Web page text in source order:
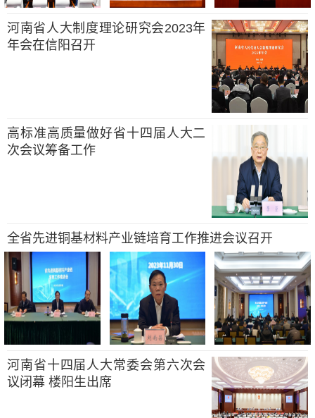
河南省人大制度理论研究会2023年
年会在信阳召开
高标准高质量做好省十四届人大二
次会议筹备工作
全省先进铜基材料产业链培育工作推进会议召开
河南省十四届人大常委会第六次会
议闭幕 楼阳生出席